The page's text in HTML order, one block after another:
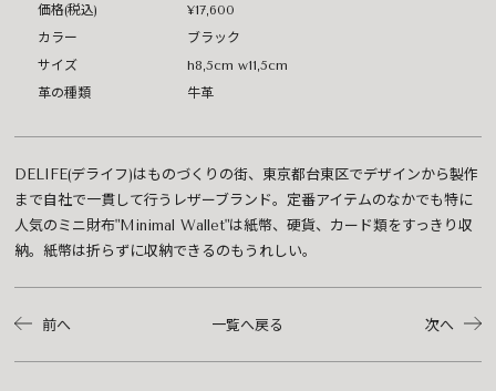
価格(税込)
¥17,600
カラー
ブラック
サイズ
h8,5cm w11,5cm
革の種類
牛革
DELIFE(デライフ)はものづくりの街、東京都台東区でデザインから製作
まで自社で一貫して行うレザーブランド。定番アイテムのなかでも特に
人気のミニ財布"Minimal Wallet"は紙幣、硬貨、カード類をすっきり収
納。紙幣は折らずに収納できるのもうれしい。
前へ 一覧へ戻る 次へ